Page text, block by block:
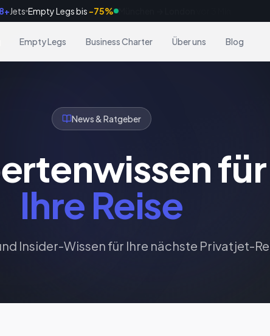
Jets Empty Legs bis-75%
Empty Legs Business Charter Über uns Blog
News & Ratgeber
für
Ihre Reise
Insider-Wissen für Ihre nächste Privatjet-